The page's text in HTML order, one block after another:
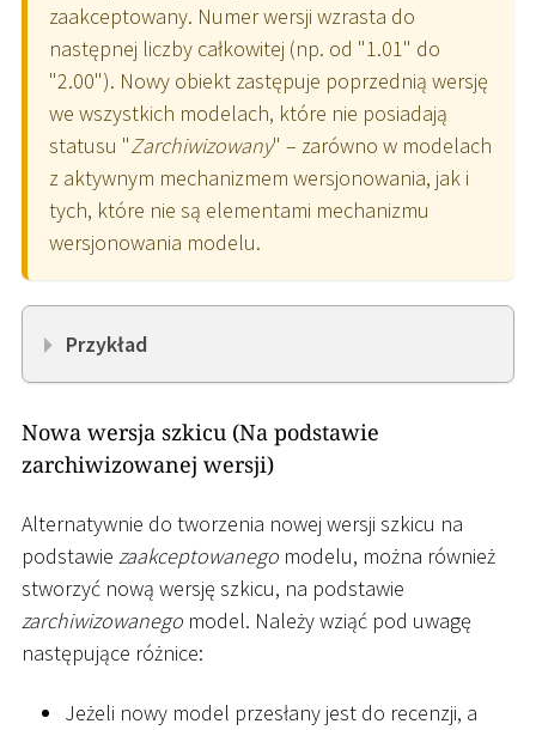
zaakceptowany. Numer wersji wzrasta do
następnej liczby całkowitej (np. od "1.01" do
"2.00"). Nowy obiekt zastępuje poprzednią wersję
we wszystkich modelach, które nie posiadają
statusu "Zarchiwizowany" – zarówno w modelach
z aktywnym mechanizmem wersjonowania, jak i
tych, które nie są elementami mechanizmu
wersjonowania modelu.
Przykład
Nowa wersja szkicu (Na podstawie
zarchiwizowanej wersji)
Alternatywnie do tworzenia nowej wersji szkicu na
podstawie zaakceptowanego modelu, można również
stworzyć nową wersję szkicu, na podstawie
zarchiwizowanego model. Należy wziąć pod uwagę
następujące różnice:
Jeżeli nowy model przesłany jest do recenzji, a